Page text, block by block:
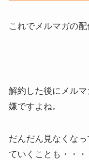
これでメルマガの配
解約した後にメル
嫌ですよね。
だんだん見なくな
ていくことも・・・